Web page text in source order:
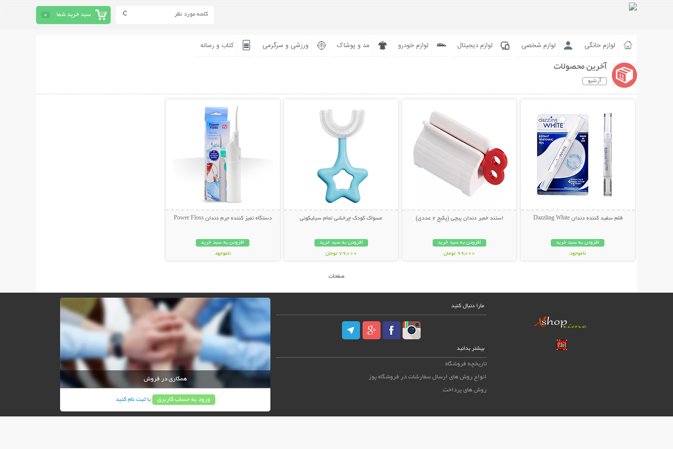
سبد خرید شما 0
لوازم خانگی لوازم شخصی لوازم دیجیتال لوازم خودرو مد و پوشاک ورزشی و سرگرمی کتاب و رسانه
آخرین محصولات
آرشیو
قلم سفید کننده دندان Dazzling White
افزودن به سبد خرید
ناموجود
استند خمیر دندان پیچی (پکیج 2 عددی)
افزودن به سبد خرید
99,000 تومان
مسواک کودک چرخشی تمام سیلیکونی
افزودن به سبد خرید
79,000 تومان
دستگاه تمیز کننده جرم دندان Power Floss
افزودن به سبد خرید
ناموجود
صفحات
مارا دنبال کنید
بیشتر بدانید
تاریخچه فروشگاه
انواع روش های ارسال سفارشات در فروشگاه پوز
روش های پرداخت
همکاری در فروش
ورود به حساب کاربری یاثبت نام کنید